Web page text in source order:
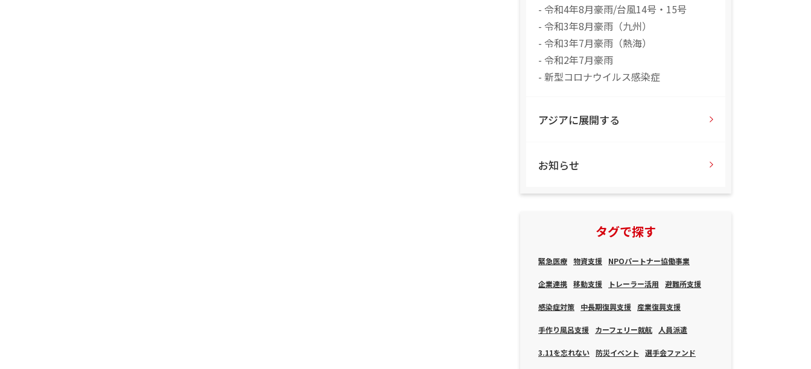
- 令和4年8月豪雨/台風14号・15号
- 令和3年8月豪雨（九州）
- 令和3年7月豪雨（熱海）
- 令和2年7月豪雨
- 新型コロナウイルス感染症
アジアに展開する
お知らせ
タグで探す
緊急医療 物資支援 NPOパートナー協働事業
企業連携 移動支援 トレーラー活用 避難所支援
感染症対策 中長期復興支援 産業復興支援
手作り風呂支援 カーフェリー就航 人員派遣
3.11を忘れない 防災イベント 選手会ファンド